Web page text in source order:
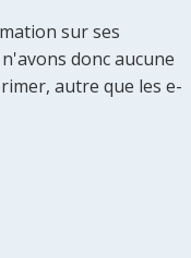
sur ses
donc aucune
autre que les e-